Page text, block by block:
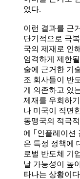
었다.
이런 결과를 근
단기적으로 극
국의 제재로 인
엄격하게 제한
술에 근거한 기
조 회사들이 반
게 의존하고 있
제재를 우회하
나 미국이 직면
동맹국의 적극
에 ｢인플레이션
은 특정 정책에
로벌 반도체 기
날 가능성이 높
타나는 상황이